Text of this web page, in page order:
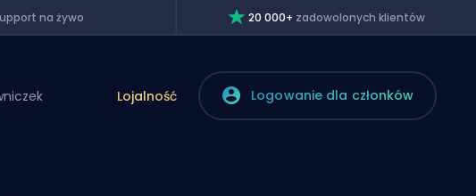
na żywo 20 000+ zadowolonych klientów
Lojalność Logowanie dla członków